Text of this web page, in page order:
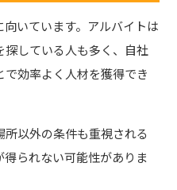
いています。アルバイトは
している人も多く、自社
効率よく人材を獲得でき
以外の条件も重視される
られない可能性がありま